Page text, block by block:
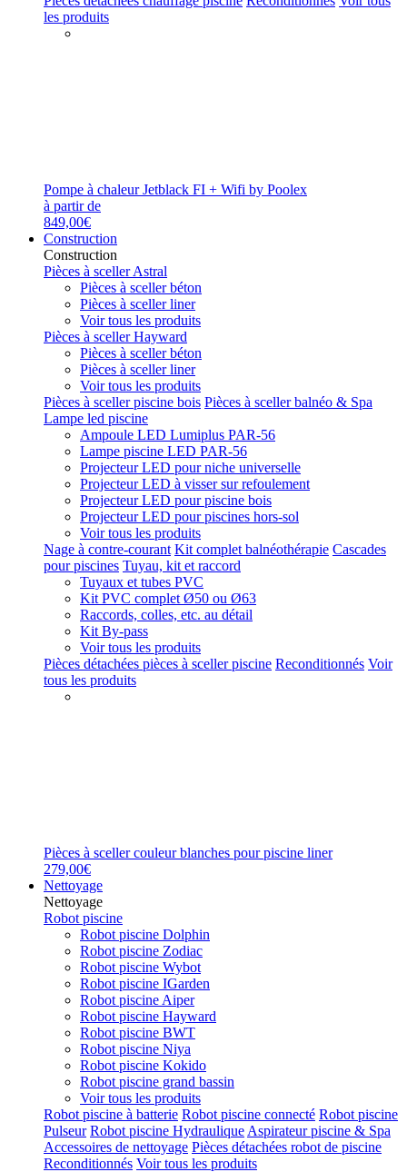
les produits
Pompe à chaleur Jetblack FI + Wifi by Poolex
à partir de
849,00€
Construction
Construction
Pièces à sceller Astral
Pièces à sceller béton
Pièces à sceller liner
Voir tous les produits
Pièces à sceller Hayward
Pièces à sceller béton
Pièces à sceller liner
Voir tous les produits
Pièces à sceller piscine bois Pièces à sceller balnéo & Spa
Lampe led piscine
Ampoule LED Lumiplus PAR-56
Lampe piscine LED PAR-56
Projecteur LED pour niche universelle
Projecteur LED à visser sur refoulement
Projecteur LED pour piscine bois
Projecteur LED pour piscines hors-sol
Voir tous les produits
Nage à contre-courant Kit complet balnéothérapie Cascades
pour piscines Tuyau, kit et raccord
Tuyaux et tubes PVC
Kit PVC complet Ø50 ou Ø63
Raccords, colles, etc. au détail
Kit By-pass
Voir tous les produits
Pièces détachées pièces à sceller piscine Reconditionnés Voir
tous les produits
Pièces à sceller couleur blanches pour piscine liner
279,00€
Nettoyage
Nettoyage
Robot piscine
Robot piscine Dolphin
Robot piscine Zodiac
Robot piscine Wybot
Robot piscine IGarden
Robot piscine Aiper
Robot piscine Hayward
Robot piscine BWT
Robot piscine Niya
Robot piscine Kokido
Robot piscine grand bassin
Voir tous les produits
Robot piscine à batterie Robot piscine connecté Robot piscine
Pulseur Robot piscine Hydraulique Aspirateur piscine & Spa
Accessoires de nettoyage Pièces détachées robot de piscine
Reconditionnés Voir tous les produits